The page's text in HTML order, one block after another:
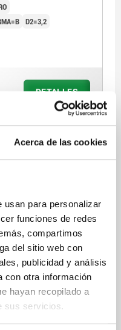
Acerca de las cookies
usan para personalizar
funciones de redes
compartimos
del sitio web con
publicidad y análisis
con otra información
hayan recopilado a
sus servicios.
D2=3,2
DETALLES
SUJECIÓN,
FORMA:B, ACERO
F1=2000
INOXIDABLE
D2=3,2